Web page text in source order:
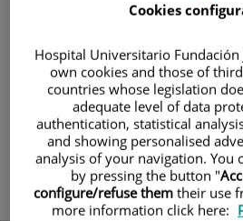
Formulario
admisión
En el caso de ser admitido, nos
mail para informarle del trámite de
Cookies
Hospital Universitario Fundación
own cookies and those of
countries whose legislation
adequate level of data
authentication, statistical
and showing personalised
analysis of your navigation. You
by pressing the button "
configure/refuse them their use
more information click here: